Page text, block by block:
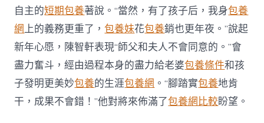
自主的短期包養著說。“當然，有了孩子后，我身包養
網上的義務更重了，包養妹花包養銷也更年夜。”說起
新年心愿，陳智軒表現“師父和夫人不會同意的。”會
盡力奮斗，經由過程本身的盡力給老婆包養條件和孩
子發明更美妙包養的生涯包養網 。“腳踏實包養地肯
干，成果不會錯！”他對將來佈滿了包養網比較盼望。